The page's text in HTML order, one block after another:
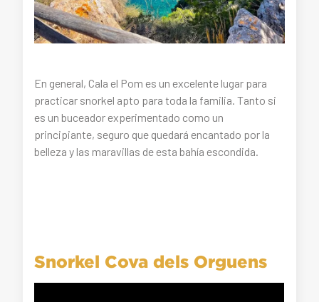
En general, Cala el Pom es un excelente lugar para
practicar snorkel apto para toda la familia. Tanto si
es un buceador experimentado como un
principiante, seguro que quedará encantado por la
belleza y las maravillas de esta bahía escondida.
Snorkel Cova dels Orguens